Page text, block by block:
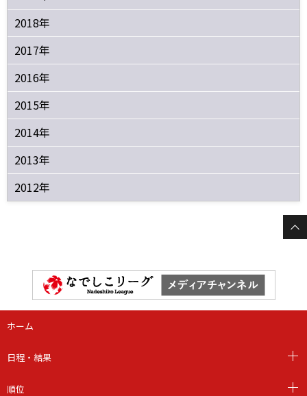
2018年
2017年
2016年
2015年
2014年
2013年
2012年
ホーム
日程・結果
順位